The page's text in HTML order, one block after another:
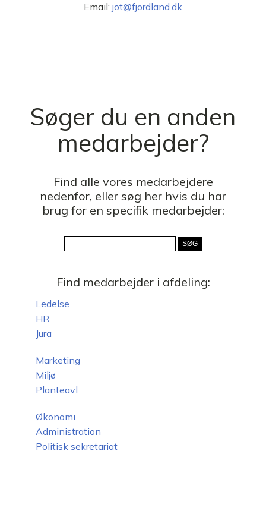
Email: jot@fjordland.dk
Søger du en anden
medarbejder?
Find alle vores medarbejdere
nedenfor, eller søg her hvis du har
brug for en specifik medarbejder:
Find medarbejder i afdeling:
Ledelse
HR
Jura
Marketing
Miljø
Planteavl
Økonomi
Administration
Politisk sekretariat